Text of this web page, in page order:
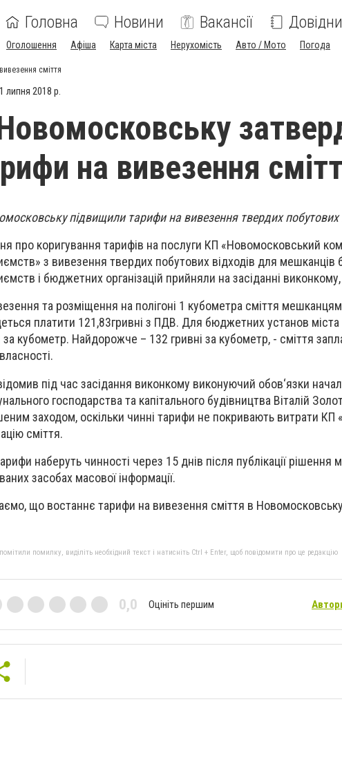
Головна Новини Вакансії
Оголошення Афіша Карта міста Нерухомість Авто / Мото Погода
сміття
липня 2018 р.
на вивезення
підвищили тарифи на вивезення твердих побутових
про коригування тарифів на послуги КП «Новомосковський
з вивезення твердих побутових відходів для мешканців
і бюджетних організацій прийняли на засіданні
та розміщення на полігоні 1 кубометра сміття
платити 121,83гривні з ПДВ. Для бюджетних установ
за кубометр. Найдорожче – 132 гривні за кубометр, - сміття
під час засідання виконкому виконуючий обов‘язки
господарства та капітального будівництва Віталій
заходом, оскільки чинні тарифи не покривають витрати КП
сміття.
наберуть чинності через 15 днів після публікації рішення
засобах масової інформації.
що востаннє тарифи на вивезення сміття в
помилку, виділіть необхідний текст і натисніть Ctrl + Enter, щоб повідомити про це редакцію
0,0 Оцініть першим